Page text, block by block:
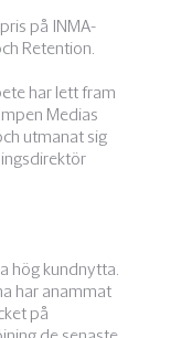
på INMA-
Retention.
har lett fram
Medias
utmanat sig
hög kundnytta.
har anammat
på